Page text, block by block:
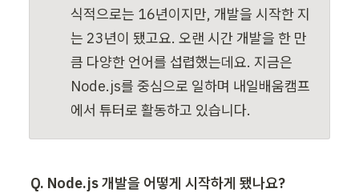
식적으로는 16년이지만, 개발을 시작한 지
는 23년이 됐고요. 오랜 시간 개발을 한 만
큼 다양한 언어를 섭렵했는데요. 지금은
Node.js를 중심으로 일하며 내일배움캠프
에서 튜터로 활동하고 있습니다.
Q. Node.js 개발을 어떻게 시작하게 됐나요?